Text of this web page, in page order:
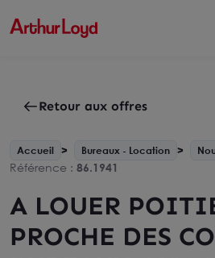
Retour aux offres
Accueil Bureaux - Location
Référence : 86.1941
A LOUER
PROCHE DES